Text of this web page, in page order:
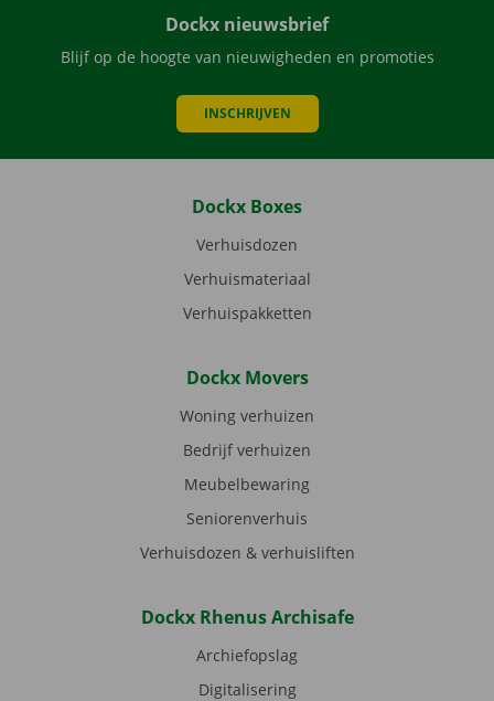
Dockx nieuwsbrief
Blijf op de hoogte van nieuwigheden en promoties
INSCHRIJVEN
Dockx Boxes
Verhuisdozen
Verhuismateriaal
Verhuispakketten
Dockx Movers
Woning verhuizen
Bedrijf verhuizen
Meubelbewaring
Seniorenverhuis
Verhuisdozen & verhuisliften
Dockx Rhenus Archisafe
Archiefopslag
Digitalisering